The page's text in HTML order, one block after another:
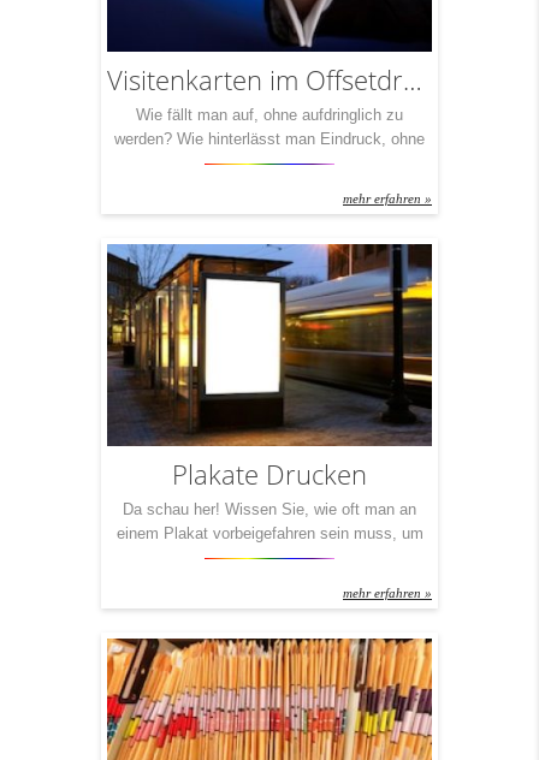
Visitenkarten im Offsetdruck
Wie fällt man auf, ohne aufdringlich zu
werden? Wie hinterlässt man Eindruck, ohne
Druck zu machen? Wie bleibt man in
Visitenkarten, die im Offset-Verfahren gefertigt
diesem hochwertigen Druckverfahren werden
Dinge möglich, die man eigentlich nur aus
dem Magazindruck kennt. Sonderfarben.
Veredelungen in höchster Qualität. […]
mehr erfahren »
Plakate Drucken
Da schau her! Wissen Sie, wie oft man an
einem Plakat vorbeigefahren sein muss, um
es registriert zu haben? Im Schnitt 30 Mal!
Richtig. Aber dies ist ein Mittelwert. Einer, in
eingerechnet sind. Machen Sie es besser und
Ihr Plakat wird seine Wirkung […]
mehr erfahren »